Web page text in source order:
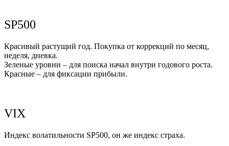
SP500
Красивый растущий год. Покупка от коррекций по месяц,
неделя, дневка.
Зеленые уровни – для поиска начал внутри годового роста.
Красные – для фиксации прибыли.
VIX
Индекс волатильности SP500, он же индекс страха.